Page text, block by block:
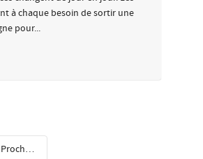
à chaque besoin de sortir une
pour...
Prochain